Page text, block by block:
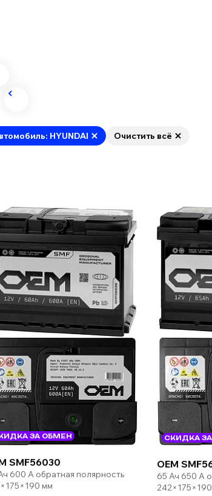
HYUNDAI Очистить всё
ЗА ОБМЕН
SMF56030
600 А обратная полярность
мм
СКИДКА
OEM
65 Ач 650 А